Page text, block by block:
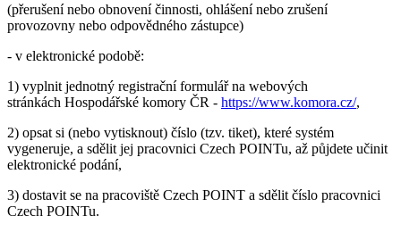
(přerušení nebo obnovení činnosti, ohlášení nebo zrušení
provozovny nebo odpovědného zástupce)
- v elektronické podobě:
1) vyplnit jednotný registrační formulář na webových
stránkách Hospodářské komory ČR - https://www.komora.cz/,
2) opsat si (nebo vytisknout) číslo (tzv. tiket), které systém
vygeneruje, a sdělit jej pracovnici Czech POINTu, až půjdete učinit
elektronické podání,
3) dostavit se na pracoviště Czech POINT a sdělit číslo pracovnici
Czech POINTu.